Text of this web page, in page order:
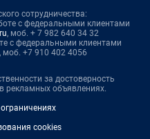
сотрудничества:
с федеральными клиентами
, моб. + 7 982 640 34 32
с федеральными клиентами
, моб. +7 910 402 4056
за достоверность
рекламных объявлениях.
cookies